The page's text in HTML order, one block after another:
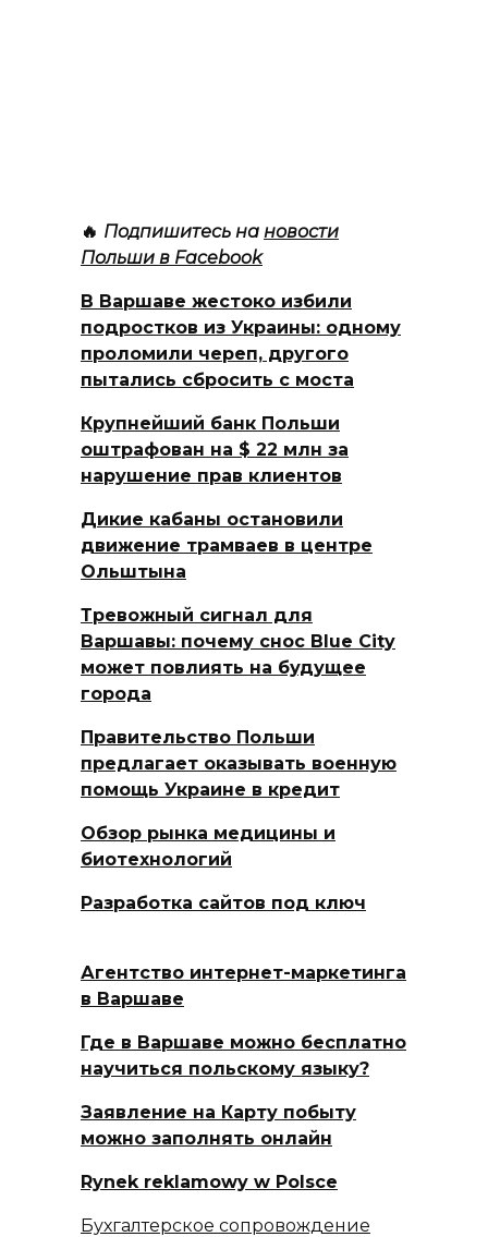
🔥 Подпишитесь на новости
Польши в Facebook
В Варшаве жестоко избили
подростков из Украины: одному
проломили череп, другого
пытались сбросить с моста
Крупнейший банк Польши
оштрафован на $ 22 млн за
нарушение прав клиентов
Дикие кабаны остановили
движение трамваев в центре
Ольштына
Тревожный сигнал для
Варшавы: почему снос Blue City
может повлиять на будущее
города
Правительство Польши
предлагает оказывать военную
помощь Украине в кредит
Обзор рынка медицины и
биотехнологий
Разработка сайтов под ключ
Агентство интернет-маркетинга
в Варшаве
Где в Варшаве можно бесплатно
научиться польскому языку?
Заявление на Карту побыту
можно заполнять онлайн
Rynek reklamowy w Polsce
Бухгалтерское сопровождение